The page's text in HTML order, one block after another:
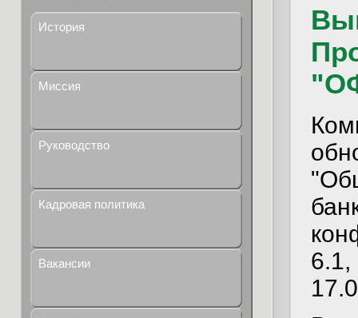
История
Миссия
Руководство
Кадровая политика
Вакансии